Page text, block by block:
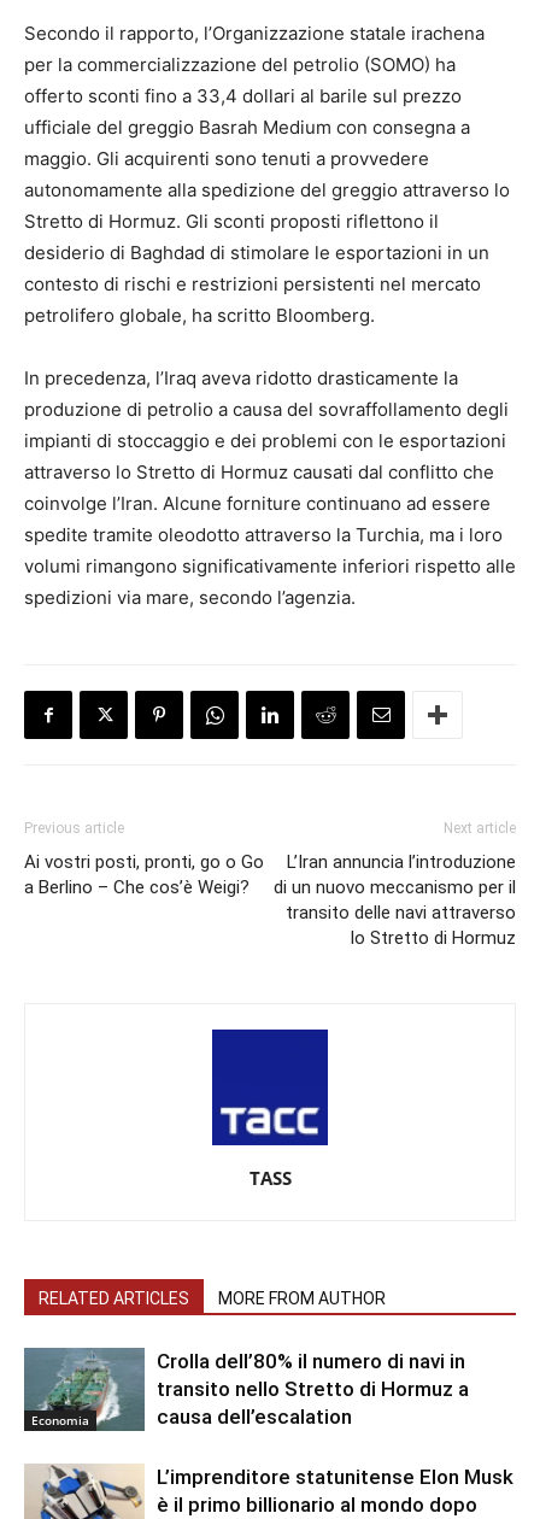
Secondo il rapporto, l’Organizzazione statale irachena
per la commercializzazione del petrolio (SOMO) ha
offerto sconti fino a 33,4 dollari al barile sul prezzo
ufficiale del greggio Basrah Medium con consegna a
maggio. Gli acquirenti sono tenuti a provvedere
autonomamente alla spedizione del greggio attraverso lo
Stretto di Hormuz. Gli sconti proposti riflettono il
desiderio di Baghdad di stimolare le esportazioni in un
contesto di rischi e restrizioni persistenti nel mercato
petrolifero globale, ha scritto Bloomberg.
In precedenza, l’Iraq aveva ridotto drasticamente la
produzione di petrolio a causa del sovraffollamento degli
impianti di stoccaggio e dei problemi con le esportazioni
attraverso lo Stretto di Hormuz causati dal conflitto che
coinvolge l’Iran. Alcune forniture continuano ad essere
spedite tramite oleodotto attraverso la Turchia, ma i loro
volumi rimangono significativamente inferiori rispetto alle
spedizioni via mare, secondo l’agenzia.
Previous article
Ai vostri posti, pronti, go o Go
a Berlino – Che cos’è Weigi?
Next article
L’Iran annuncia l’introduzione
di un nuovo meccanismo per il
transito delle navi attraverso
lo Stretto di Hormuz
TASS
RELATED ARTICLES MORE FROM AUTHOR
Economia
Crolla dell’80% il numero di navi in ​​
transito nello Stretto di Hormuz a
causa dell’escalation
L’imprenditore statunitense Elon Musk
è il primo billionario al mondo dopo